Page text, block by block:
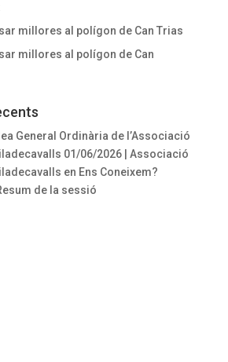
millores al polígon de Can Trias
millores al polígon de Can
General Ordinària de l’Associació
01/06/2026 | Associació
en Ens Coneixem?
de la sessió